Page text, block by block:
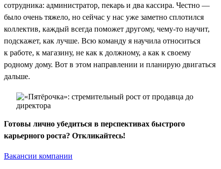
сотрудника: администратор, пекарь и два кассира. Честно —
было очень тяжело, но сейчас у нас уже заметно сплотился
коллектив, каждый всегда поможет другому, чему-то научит,
подскажет, как лучше. Всю команду я научила относиться
к работе, к магазину, не как к должному, а как к своему
родному дому. Вот в этом направлении и планирую двигаться
дальше.
Готовы лично убедиться в перспективах быстрого
карьерного роста? Откликайтесь!
Вакансии компании